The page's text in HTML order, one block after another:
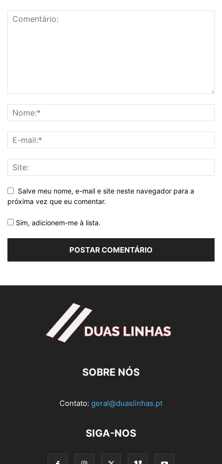
Salve meu nome, e-mail e site neste navegador para a
próxima vez que eu comentar.
Sim, adicionem-me à lista.
SOBRE NÓS
Contato: geral@duaslinhas.pt
SIGA-NOS